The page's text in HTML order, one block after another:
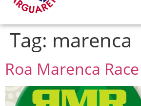
Tag: marenca
Roa Marenca